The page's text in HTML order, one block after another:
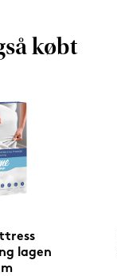
købt
lagen